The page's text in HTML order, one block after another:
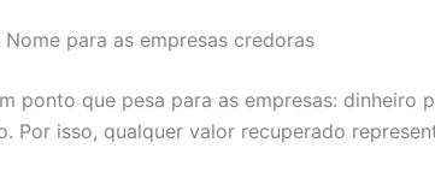
para as empresas credoras
ponto que pesa para as empresas: dinheiro
Por isso, qualquer valor recuperado